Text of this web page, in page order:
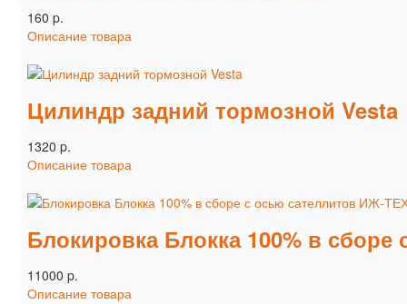
160 p.
Описание товара
Цилиндр задний тормозной Vesta
1320 p.
Описание товара
Блокировка Блокка 100% в
11000 p.
Описание товара